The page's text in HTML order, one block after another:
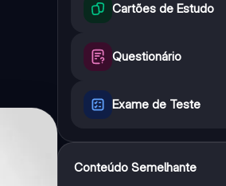
Cartões de Estudo
Questionário
Exame de Teste
Conteúdo Semelhante